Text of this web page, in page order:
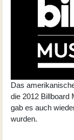
Das
die 2012 Billboard
gab es auch
wurden.